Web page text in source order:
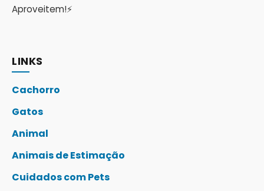
Aproveitem!⚡
LINKS
Cachorro
Gatos
Animal
Animais de Estimação
Cuidados com Pets